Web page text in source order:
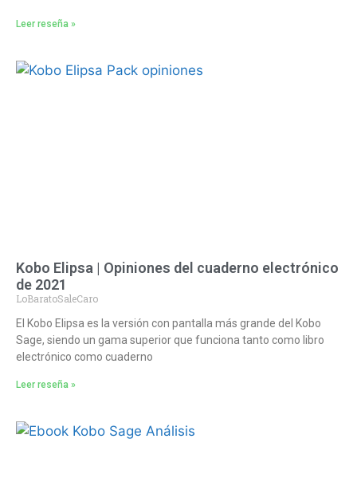
Leer reseña »
Kobo Elipsa | Opiniones del cuaderno electrónico
de 2021
LoBaratoSaleCaro
El Kobo Elipsa es la versión con pantalla más grande del Kobo
Sage, siendo un gama superior que funciona tanto como libro
electrónico como cuaderno
Leer reseña »